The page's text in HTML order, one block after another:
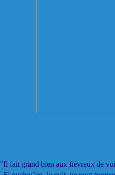
"Il fait grand bien aux fiévreux de